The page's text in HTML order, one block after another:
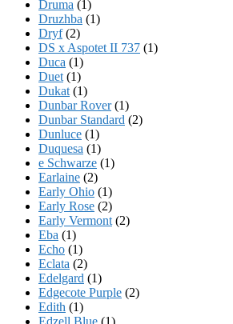
Druma (1)
Druzhba (1)
Dryf(2)
DS x Aspotet II 737 (1)
Duca (1)
Duet (1)
Dukat (1)
Dunbar Rover(1)
Dunbar Standard (2)
Dunluce (1)
Duquesa (1)
e Schwarze (1)
Earlaine (2)
Early Ohio (1)
Early Rose (2)
Early Vermont (2)
Eba (1)
Echo (1)
Eclata (2)
Edelgard (1)
Edgecote Purple (2)
Edith (1)
Edzell Blue (1)